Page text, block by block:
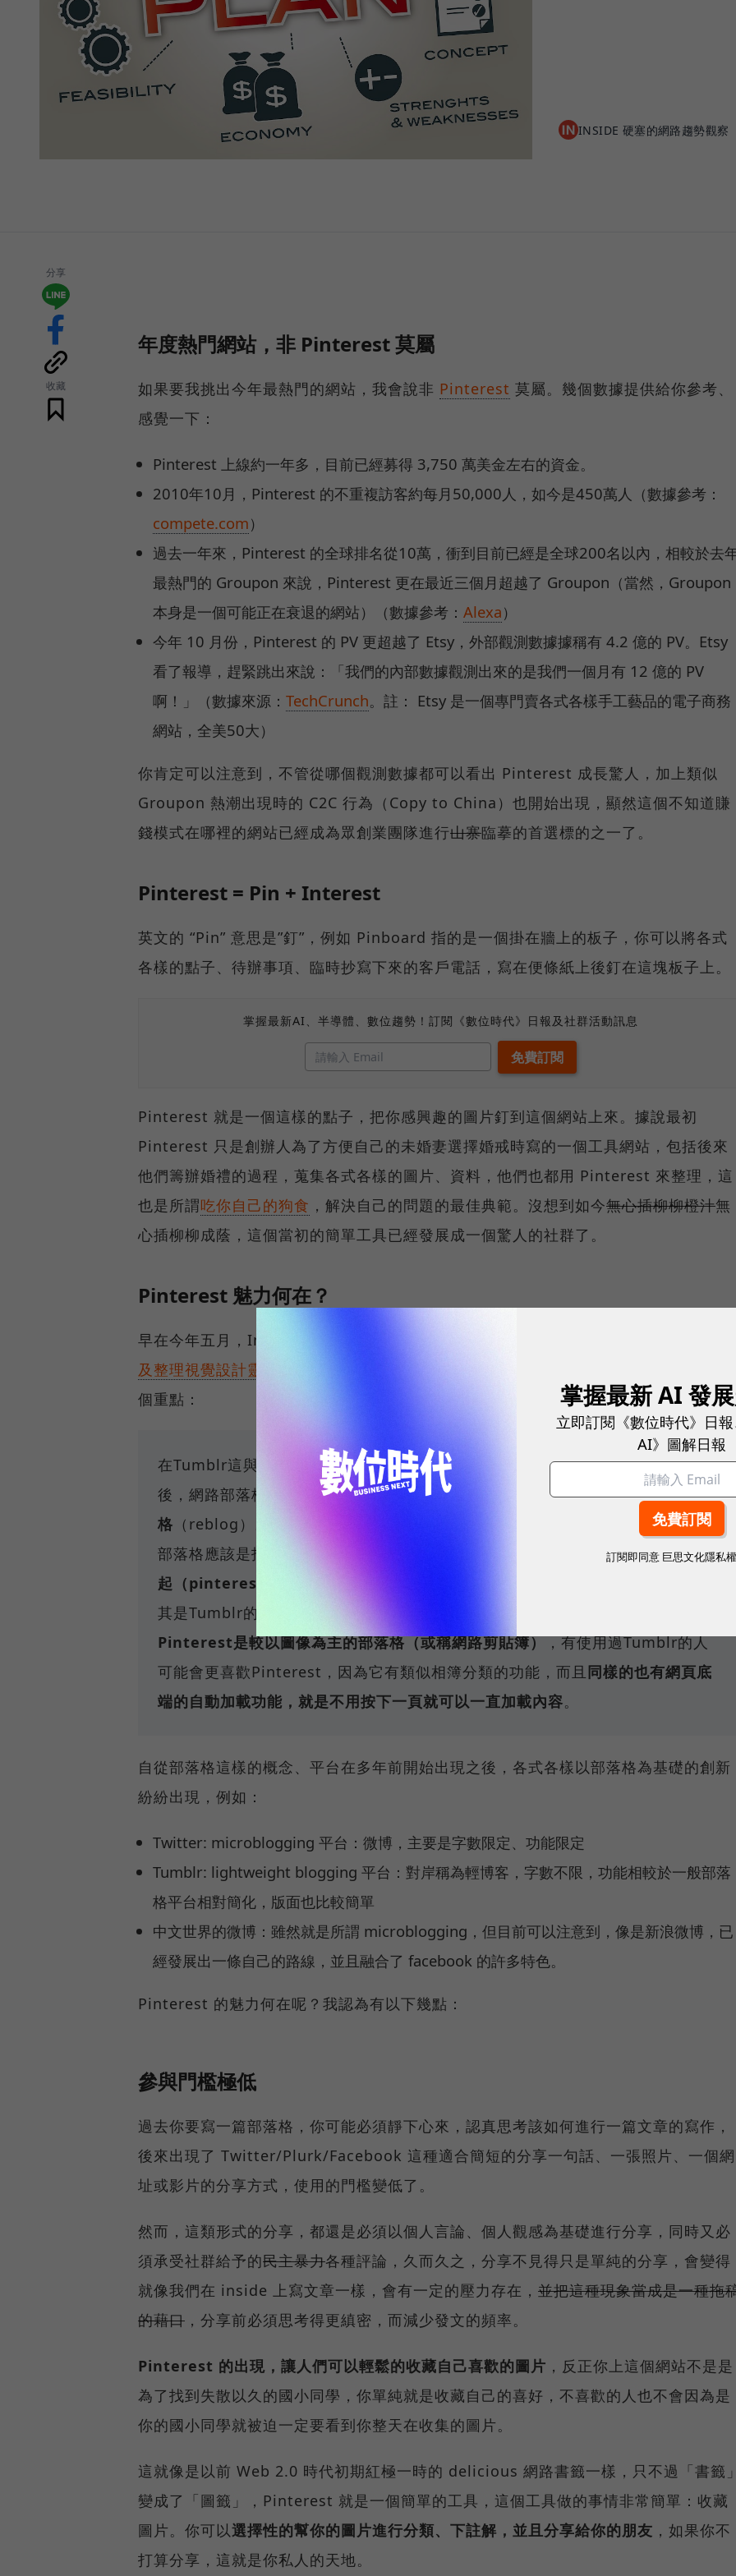
INSIDE 硬塞的網路趨勢觀察
分享
收藏
年度熱門網站，非 Pinterest 莫屬
如果要我挑出今年最熱門的網站，我會說非 Pinterest 莫屬。幾個數據提供給你參考、
感覺一下：
Pinterest 上線約一年多，目前已經募得 3,750 萬美金左右的資金。
2010年10月，Pinterest 的不重複訪客約每月50,000人，如今是450萬人（數據參考：
compete.com）
過去一年來，Pinterest 的全球排名從10萬，衝到目前已經是全球200名以內，相較於去
最熱門的 Groupon 來說，Pinterest 更在最近三個月超越了 Groupon（當然，Groupon
本身是一個可能正在衰退的網站）（數據參考：Alexa）
今年 10 月份，Pinterest 的 PV 更超越了 Etsy，外部觀測數據據稱有 4.2 億的 PV。Etsy
看了報導，趕緊跳出來說：「我們的內部數據觀測出來的是我們一個月有 12 億的 PV
啊！」（數據來源：TechCrunch。註： Etsy 是一個專門賣各式各樣手工藝品的電子商務
網站，全美50大）
你肯定可以注意到，不管從哪個觀測數據都可以看出 Pinterest 成長驚人，加上類似
Groupon 熱潮出現時的 C2C 行為（Copy to China）也開始出現，顯然這個不知道賺
錢模式在哪裡的網站已經成為眾創業團隊進行山寨臨摹的首選標的之一了。
Pinterest = Pin + Interest
英文的 “Pin” 意思是”釘”，例如 Pinboard 指的是一個掛在牆上的板子，你可以將各式
各樣的點子、待辦事項、臨時抄寫下來的客戶電話，寫在便條紙上後釘在這塊板子上。
掌握最新AI、半導體、數位趨勢！訂閱《數位時代》日報及社群活動訊息
Pinterest 就是一個這樣的點子，把你感興趣的圖片釘到這個網站上來。據說最初
Pinterest 只是創辦人為了方便自己的未婚妻選擇婚戒時寫的一個工具網站，包括後來
他們籌辦婚禮的過程，蒐集各式各樣的圖片、資料，他們也都用 Pinterest 來整理，這
也是所謂吃你自己的狗食 ，解決自己的問題的最佳典範。沒想到如今無心插柳柳橙汁無
心插柳柳成蔭，這個當初的簡單工具已經發展成一個驚人的社群了。
Pinterest 魅力何在？
早在今年五月，Inside 就已經介紹過 Pinterest 了，當時 Nika 以「
及整理視覺設計靈感的網路剪貼簿
個重點：
在Tumblr這與WordPress、Blogspot及Xanga風格有極大差異的部落格出現
後，網路部落格大致上分成四種風格：文字風格，圖片風格，圖文風格以及轉貼風
格 （reblog）。
部落格應該是指以個人產出的內容為主的創作或紀錄空間，但是由於Reblog的興
起（pinterest是repin），很多人都直接以轉貼內容作為自己的部落格內容
其是Tumblr的使用上這種情況尤其嚴重。
Pinterest是較以圖像為主的部落格（或稱網路剪貼簿），有使用過Tumblr的人
可能會更喜歡Pinterest，因為它有類似相簿分類的功能，而且 同樣的也有網頁底
端的自動加載功能，就是不用按下一頁就可以一直加載內容。
自從部落格這樣的概念、平台在多年前開始出現之後，各式各樣以部落格為基礎的創新
紛紛出現，例如：
Twitter: microblogging 平台：微博，主要是字數限定、功能限定
Tumblr: lightweight blogging 平台：對岸稱為輕博客，字數不限，功能相較於一般部落
格平台相對簡化，版面也比較簡單
中文世界的微博：雖然就是所謂 microblogging，但目前可以注意到，像是新浪微博，已
經發展出一條自己的路線，並且融合了 facebook 的許多特色。
Pinterest 的魅力何在呢？我認為有以下幾點：
參與門檻極低
過去你要寫一篇部落格，你可能必須靜下心來，認真思考該如何進行一篇文章的寫作，
後來出現了 Twitter/Plurk/Facebook 這種適合簡短的分享一句話、一張照片、一個網
址或影片的分享方式，使用的門檻變低了。
然而，這類形式的分享，都還是必須以個人言論、個人觀感為基礎進行分享，同時又必
須承受社群給予的民主暴力各種評論，久而久之，分享不見得只是單純的分享，會變得
就像我們在 inside 上寫文章一樣，會有一定的壓力存在， 並把這種現象當成是一種拖
的藉口 ，分享前必須思考得更縝密，而減少發文的頻率。
Pinterest 的出現，讓人們可以輕鬆的收藏自己喜歡的圖片 ，反正你上這個網站不是是
為了找到失散以久的國小同學，你單純就是收藏自己的喜好，不喜歡的人也不會因為是
你的國小同學就被迫一定要看到你整天在收集的圖片。
這就像是以前 Web 2.0 時代初期紅極一時的 delicious 網路書籤一樣，只不過「書籤
變成了「圖籤」，Pinterest 就是一個簡單的工具，這個工具做的事情非常簡單：收藏
圖片。你可以選擇性的幫你的圖片進行分類、下註解，並且分享給你的朋友 ，如果你不
打算分享，這就是你私人的天地。
掌握最新 AI 發
立即訂閱《數位時代》日
AI》圖解日報
訂閱即同意 巨思文化隱私